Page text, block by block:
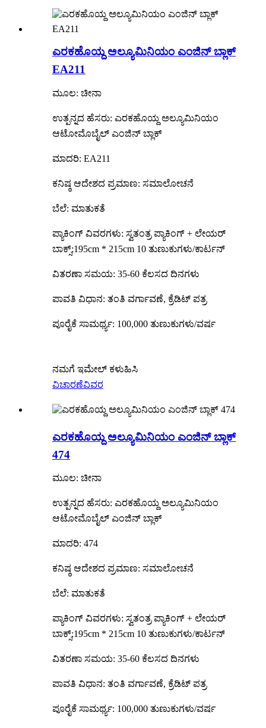
ಎರಕಹೊಯ್ದ ಅಲ್ಯೂಮಿನಿಯಂ ಎಂಜಿನ್ ಬ್ಲಾಕ್
EA211
ಮೂಲ: ಚೀನಾ
ಉತ್ಪನ್ನದ ಹೆಸರು: ಎರಕಹೊಯ್ದ ಅಲ್ಯೂಮಿನಿಯಂ
ಆಟೋಮೊಬೈಲ್ ಎಂಜಿನ್ ಬ್ಲಾಕ್
ಮಾದರಿ: EA211
ಕನಿಷ್ಠ ಆದೇಶದ ಪ್ರಮಾಣ: ಸಮಾಲೋಚನೆ
ಬೆಲೆ: ಮಾತುಕತೆ
ಪ್ಯಾಕಿಂಗ್ ವಿವರಗಳು: ಸ್ವತಂತ್ರ ಪ್ಯಾಕಿಂಗ್ + ಲೇಯರ್
ಬಾಕ್ಸ್;195cm * 215cm 10 ತುಣುಕುಗಳು/ಕಾರ್ಟನ್
ವಿತರಣಾ ಸಮಯ: 35-60 ಕೆಲಸದ ದಿನಗಳು
ಪಾವತಿ ವಿಧಾನ: ತಂತಿ ವರ್ಗಾವಣೆ, ಕ್ರೆಡಿಟ್ ಪತ್ರ
ಪೂರೈಕೆ ಸಾಮರ್ಥ್ಯ: 100,000 ತುಣುಕುಗಳು/ವರ್ಷ
ನಮಗೆ ಇಮೇಲ್ ಕಳುಹಿಸಿ
ವಿಚಾರಣೆವಿವರ
ಎರಕಹೊಯ್ದ ಅಲ್ಯೂಮಿನಿಯಂ ಎಂಜಿನ್ ಬ್ಲಾಕ್
474
ಮೂಲ: ಚೀನಾ
ಉತ್ಪನ್ನದ ಹೆಸರು: ಎರಕಹೊಯ್ದ ಅಲ್ಯೂಮಿನಿಯಂ
ಆಟೋಮೊಬೈಲ್ ಎಂಜಿನ್ ಬ್ಲಾಕ್
ಮಾದರಿ: 474
ಕನಿಷ್ಠ ಆದೇಶದ ಪ್ರಮಾಣ: ಸಮಾಲೋಚನೆ
ಬೆಲೆ: ಮಾತುಕತೆ
ಪ್ಯಾಕಿಂಗ್ ವಿವರಗಳು: ಸ್ವತಂತ್ರ ಪ್ಯಾಕಿಂಗ್ + ಲೇಯರ್
ಬಾಕ್ಸ್;195cm * 215cm 10 ತುಣುಕುಗಳು/ಕಾರ್ಟನ್
ವಿತರಣಾ ಸಮಯ: 35-60 ಕೆಲಸದ ದಿನಗಳು
ಪಾವತಿ ವಿಧಾನ: ತಂತಿ ವರ್ಗಾವಣೆ, ಕ್ರೆಡಿಟ್ ಪತ್ರ
ಪೂರೈಕೆ ಸಾಮರ್ಥ್ಯ: 100,000 ತುಣುಕುಗಳು/ವರ್ಷ